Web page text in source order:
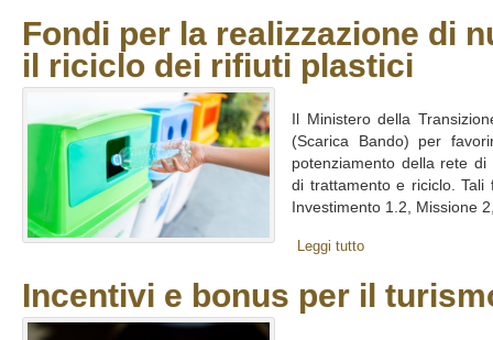
Fondi per la realizzazione di
il riciclo dei rifiuti plastici
Il Ministero della
(Scarica Bando) per
potenziamento della rete
di trattamento e riciclo. Tali
Investimento 1.2, Missione
Leggi tutto
Incentivi e bonus per il